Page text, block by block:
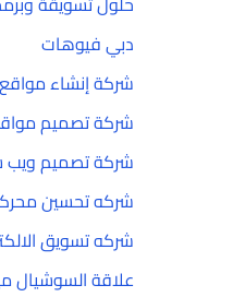
دبي فيوهات
شركة إنشاء
شركة تصميم
شركة تصميم ويب
شركه تحسين
شركه تسويق
علاقة السوشيال